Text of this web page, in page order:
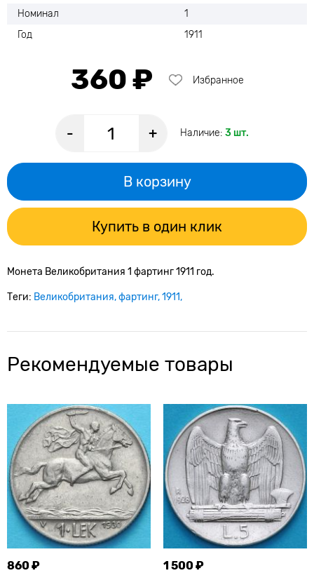
Номинал
1
Год
1911
360 ₽ Избранное
- + Наличие: 3 шт.
В корзину
Купить в один клик
Монета Великобритания 1 фартинг 1911 год.
Теги: Великобритания фартинг 1911
Рекомендуемые товары
860 ₽ 1 500 ₽